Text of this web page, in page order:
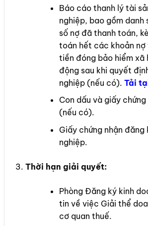
Báo cáo thanh lý tài
nghiệp, bao gồm danh
số nợ đã thanh toán,
toán hết các khoản nợ
tiền đóng bảo hiểm xã
động sau khi quyết
nghiệp (nếu có).Tải
Con dấu và giấy chứng
(nếu có).
Giấy chứng nhận đăng
nghiệp.
Thời hạn giải quyết:
Phòng Đăng ký kinh
tin về việc Giải thể
cơ quan thuế.